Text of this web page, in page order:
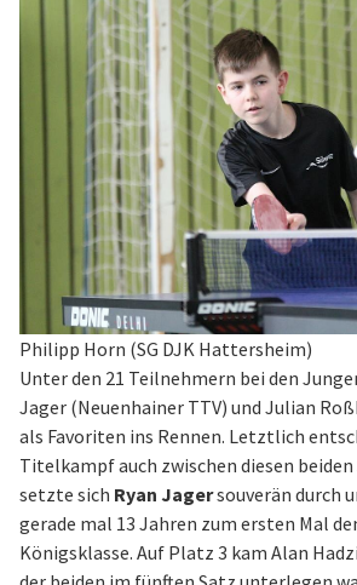
Philipp Horn (SG DJK Hattersheim)
Unter den 21 Teilnehmern bei den
Jager (Neuenhainer TTV) und Julian
als Favoriten ins Rennen. Letztlich
Titelkampf auch zwischen diesen
setzte sich Ryan Jagersouverän durch
gerade mal 13 Jahren zum ersten Mal
Königsklasse. Auf Platz 3 kam Alan